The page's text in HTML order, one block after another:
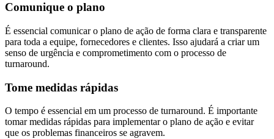
Comunique o plano
É essencial comunicar o plano de ação de forma clara e transparente
para toda a equipe, fornecedores e clientes. Isso ajudará a criar um
senso de urgência e comprometimento com o processo de
turnaround.
Tome medidas rápidas
O tempo é essencial em um processo de turnaround. É importante
tomar medidas rápidas para implementar o plano de ação e evitar
que os problemas financeiros se agravem.